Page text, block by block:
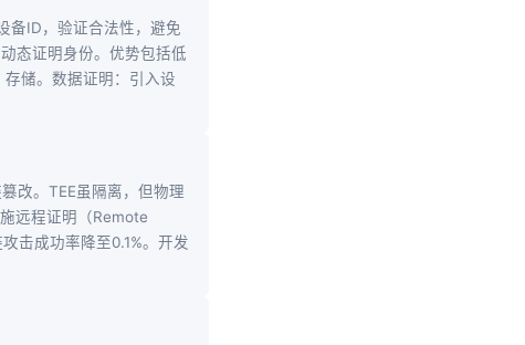
备ID，验证合法性，避免
态证明身份。优势包括低
储。数据证明：引入设
改。TEE虽隔离，但物理
远程证明（Remote
击成功率降至0.1%。开发